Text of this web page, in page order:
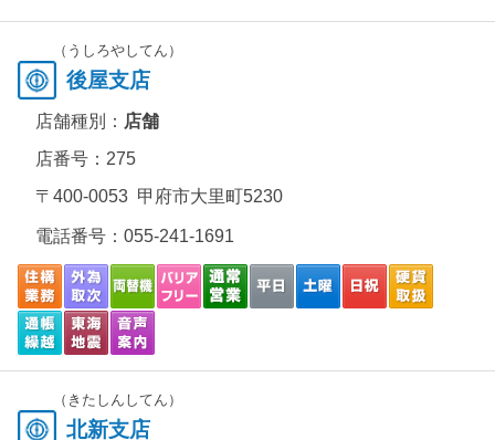
（うしろやしてん）
後屋支店
店舗種別： 店舗
店番号：275
〒400-0053 甲府市大里町5230
電話番号： 055-241-1691
（きたしんしてん）
北新支店